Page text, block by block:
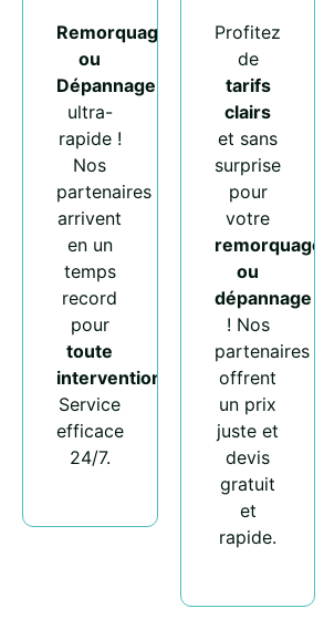
Remorquage
ou
Dépannage
ultra-
rapide !
Nos
partenaires
arrivent
en un
temps
record
pour
toute
intervention
Service
efficace
24/7.
Profitez
de
tarifs
clairs
et sans
surprise
pour
votre
remorquage
ou
dépannage
! Nos
partenaires
offrent
un prix
juste et
devis
gratuit
et
rapide.